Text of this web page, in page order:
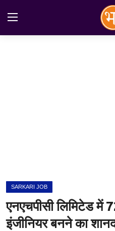
जानकारियाँ
मनोरंजन
SARKARI JOB
एनएचपीसी लिमिटेड में
इंजीनियर बनने का